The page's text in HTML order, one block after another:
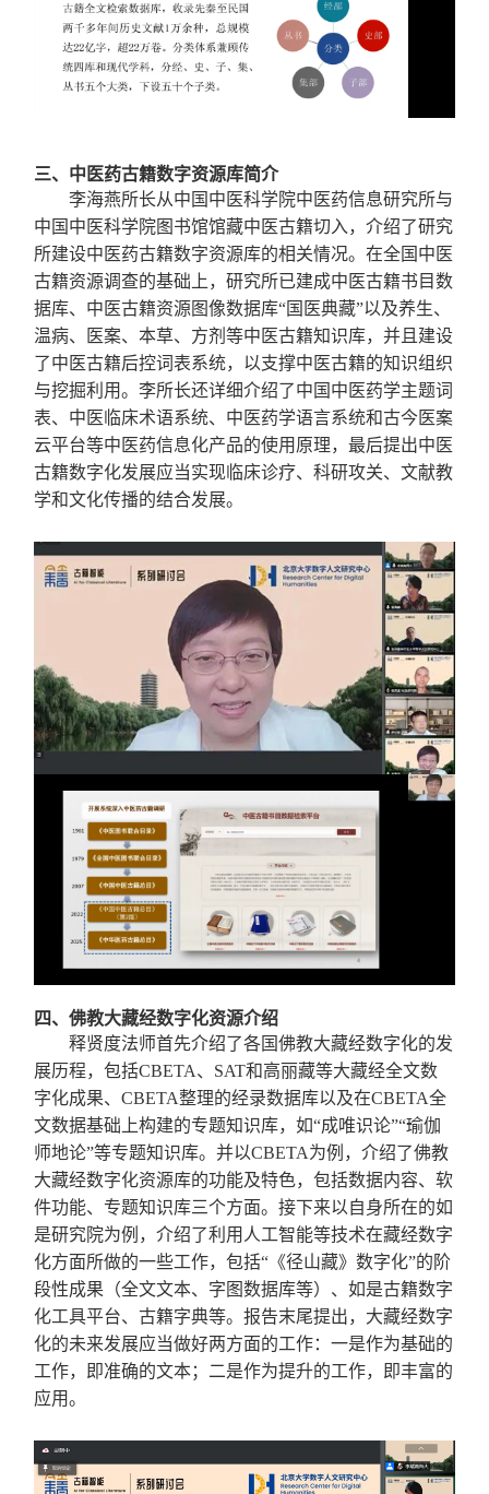
三、中医药古籍数字资源库简介
李海燕所长从中国中医科学院中医药信息研究所与
中国中医科学院图书馆馆藏中医古籍切入，介绍了研究
所建设中医药古籍数字资源库的相关情况。在全国中医
古籍资源调查的基础上，研究所已建成中医古籍书目数
据库、中医古籍资源图像数据库“国医典藏”以及养生、
温病、医案、本草、方剂等中医古籍知识库，并且建设
了中医古籍后控词表系统，以支撑中医古籍的知识组织
与挖掘利用。李所长还详细介绍了中国中医药学主题词
表、中医临床术语系统、中医药学语言系统和古今医案
云平台等中医药信息化产品的使用原理，最后提出中医
古籍数字化发展应当实现临床诊疗、科研攻关、文献教
学和文化传播的结合发展。
四、佛教大藏经数字化资源介绍
释贤度法师首先介绍了各国佛教大藏经数字化的发
展历程，包括CBETA、 SAT和高丽藏等大藏经全文数
字化成果、CBETA整理的经录数据库以及在CBETA全
文数据基础上构建的专题知识库，如“成唯识论”“瑜伽
师地论”等专题知识库。并以CBETA为例，介绍了佛教
大藏经数字化资源库的功能及特色，包括数据内容、软
件功能、专题知识库三个方面。接下来以自身所在的如
是研究院为例，介绍了利用人工智能等技术在藏经数字
化方面所做的一些工作，包括“ 《径山藏》数字化”的阶
段性成果（全文文本、字图数据库等）、如是古籍数字
化工具平台、古籍字典等。报告末尾提出，大藏经数字
化的未来发展应当做好两方面的工作：一是作为基础的
工作，即准确的文本；二是作为提升的工作，即丰富的
应用。